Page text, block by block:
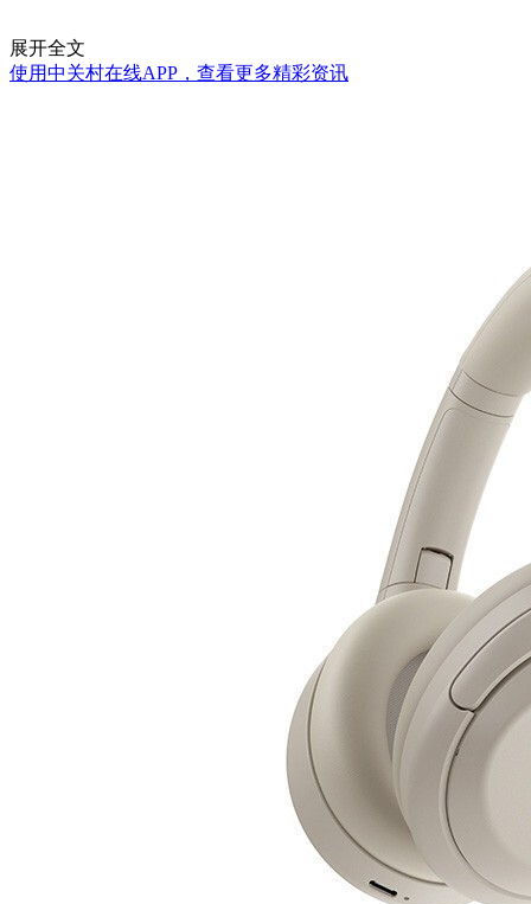
展开全文
使用中关村在线APP，查看更多精彩资讯